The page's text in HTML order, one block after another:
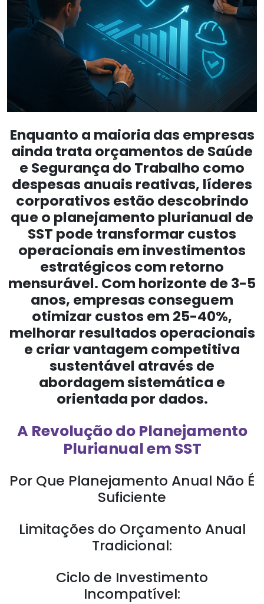
Enquanto a maioria das empresas
ainda trata orçamentos de Saúde
e Segurança do Trabalho como
despesas anuais reativas, líderes
corporativos estão descobrindo
que o planejamento plurianual de
SST pode transformar custos
operacionais em investimentos
estratégicos com retorno
mensurável. Com horizonte de 3-5
anos, empresas conseguem
otimizar custos em 25-40%,
melhorar resultados operacionais
e criar vantagem competitiva
sustentável através de
abordagem sistemática e
orientada por dados.
A Revolução do Planejamento
Plurianual em SST
Por Que Planejamento Anual Não É
Suficiente
Limitações do Orçamento Anual
Tradicional:
Ciclo de Investimento
Incompatível: